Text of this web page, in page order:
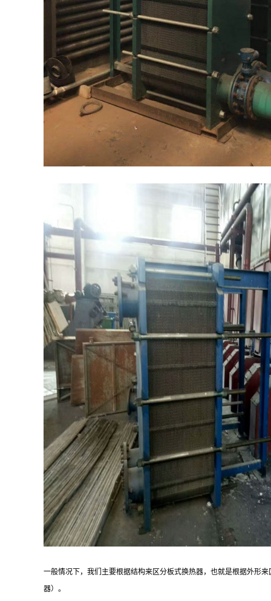
一般情况下，我们主要根据结构来区分板式换热器，也就是根据外
器）。